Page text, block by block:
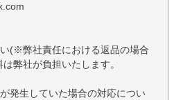
(※弊社責任における返品の場合
弊社が負担いたします。
発生していた場合の対応につい